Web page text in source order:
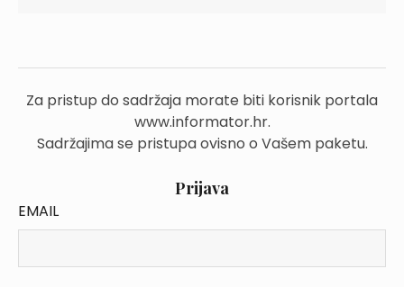
Za pristup do sadržaja morate biti korisnik portala
www.informator.hr.
Sadržajima se pristupa ovisno o Vašem paketu.
Prijava
EMAIL